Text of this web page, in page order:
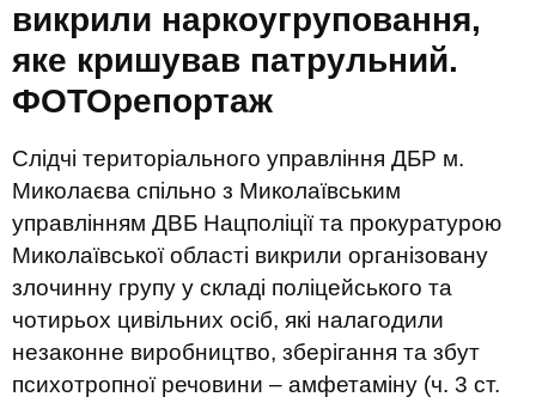
викрили наркоугруповання,
яке кришував патрульний.
ФОТОрепортаж
Слідчі територіального управління ДБР м.
Миколаєва спільно з Миколаївським
управлінням ДВБ Нацполіції та прокуратурою
Миколаївської області викрили організовану
злочинну групу у складі поліцейського та
чотирьох цивільних осіб, які налагодили
незаконне виробництво, зберігання та збут
психотропної речовини – амфетаміну (ч. 3 ст.